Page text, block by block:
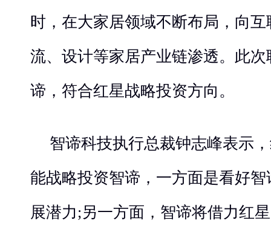
时，在大家居领域不断布局，向
流、设计等家居产业链渗透。此
谛，符合红星战略投资方向。
智谛科技执行总裁钟志峰表示
能战略投资智谛，一方面是看好
展潜力;另一方面，智谛将借力红